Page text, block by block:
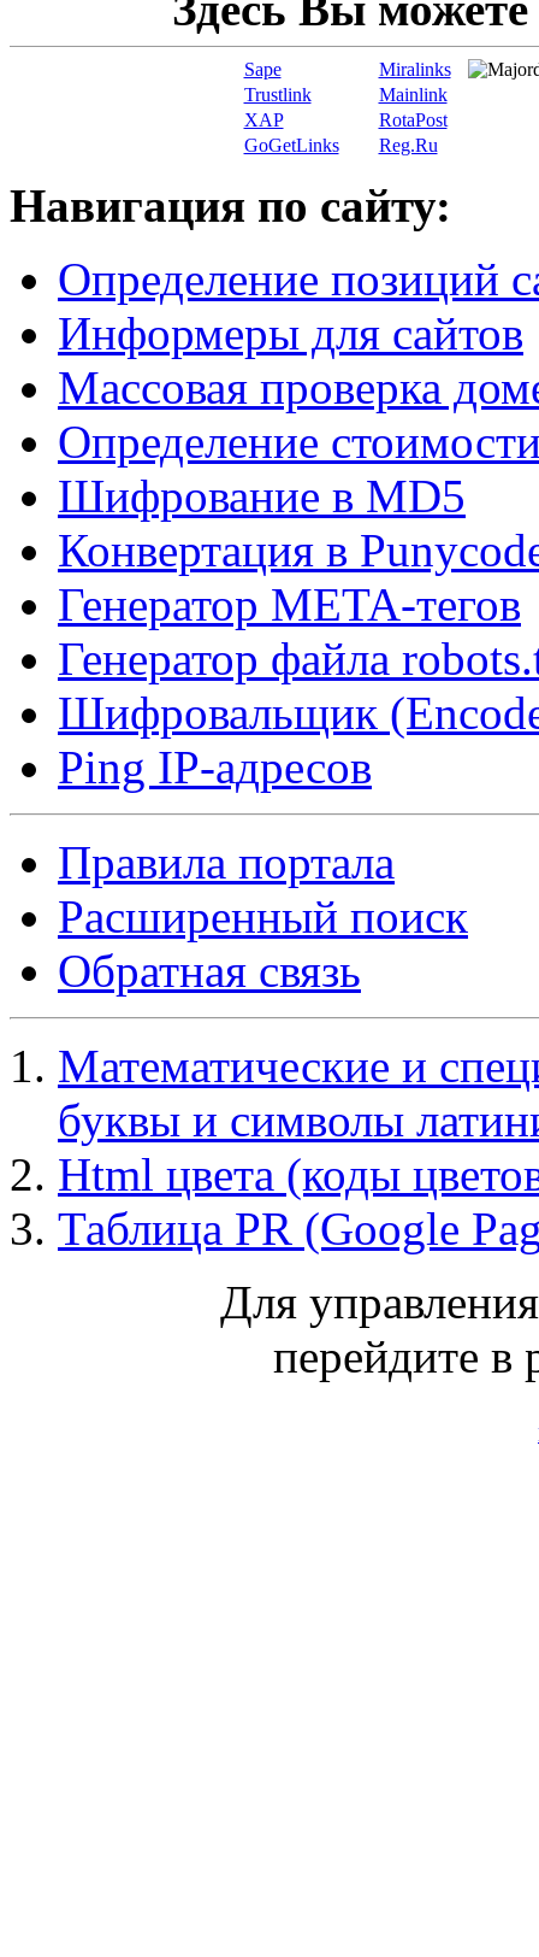
Sape
Trustlink
XAP
GoGetLinks
Miralinks
Mainlink
RotaPost
Reg.Ru
Навигация по сайту:
Определение позиций
Информеры для сайтов
Массовая проверка
Определение
Шифрование в MD5
Конвертация в
Генератор META-тегов
Генератор файла
Шифровальщик
Ping IP-адресов
Правила портала
Расширенный поиск
Обратная связь
Математические и
буквы и символы
Html цвета (коды
Таблица PR (Google
Для
перейдите в